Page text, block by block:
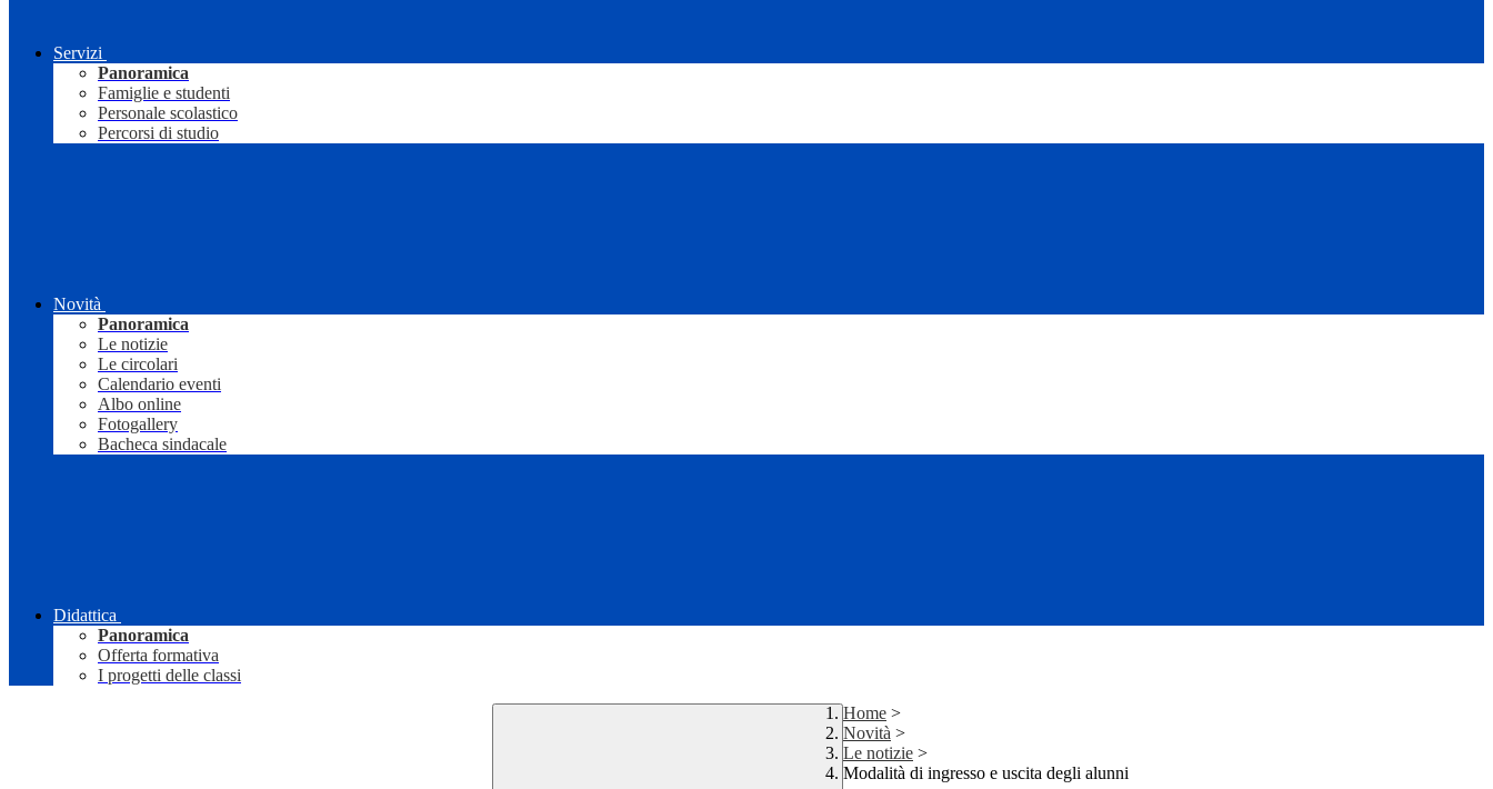
Servizi
Panoramica
Famiglie e studenti
Personale scolastico
Percorsi di studio
Novità
Panoramica
Le notizie
Le circolari
Calendario eventi
Albo online
Fotogallery
Bacheca sindacale
Didattica
Panoramica
Offerta formativa
I progetti delle classi
Home >
Novità >
Le notizie >
Modalità di ingresso e uscita degli alunni